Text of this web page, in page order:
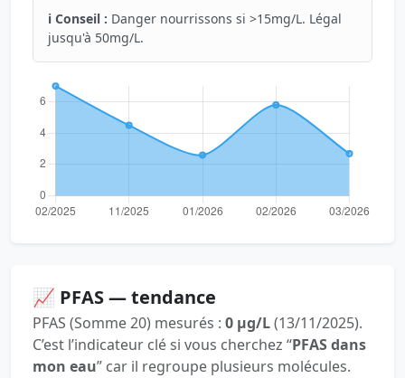
ℹ️ Conseil : Danger nourrissons si >15mg/L. Légal
jusqu'à 50mg/L.
📈 PFAS — tendance
PFAS (Somme 20) mesurés : 0 µg/L(13/11/2025).
C’est l’indicateur clé si vous cherchez “PFAS dans
mon eau” car il regroupe plusieurs molécules.